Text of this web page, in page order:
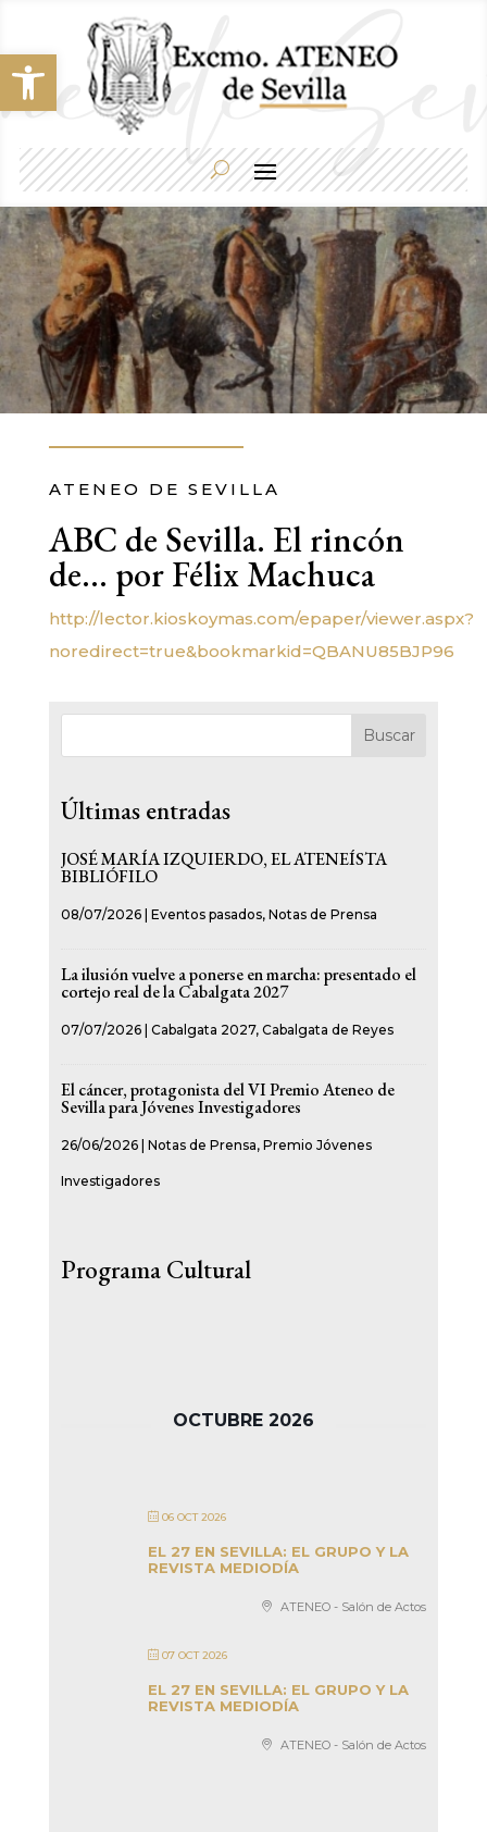
Abrir barra de herramientas
ATENEO DE SEVILLA
ABC de Sevilla. El rincón
de… por Félix Machuca
http://lector.kioskoymas.com/epaper/viewer.aspx?
noredirect=true&bookmarkid=QBANU85BJP96
Buscar
Últimas entradas
JOSÉ MARÍA IZQUIERDO, EL ATENEÍSTA
BIBLIÓFILO
08/07/2026| Eventos pasados, Notas de Prensa
La ilusión vuelve a ponerse en marcha: presentado el
cortejo real de la Cabalgata 2027
07/07/2026| Cabalgata 2027, Cabalgata de Reyes
El cáncer, protagonista del VI Premio Ateneo de
Sevilla para Jóvenes Investigadores
26/06/2026| Notas de Prensa, Premio Jóvenes
Investigadores
Programa Cultural
OCTUBRE 2026
06 OCT 2026
EL 27 EN SEVILLA: EL GRUPO Y LA
REVISTA MEDIODÍA
ATENEO - Salón de Actos
07 OCT 2026
EL 27 EN SEVILLA: EL GRUPO Y LA
REVISTA MEDIODÍA
ATENEO - Salón de Actos